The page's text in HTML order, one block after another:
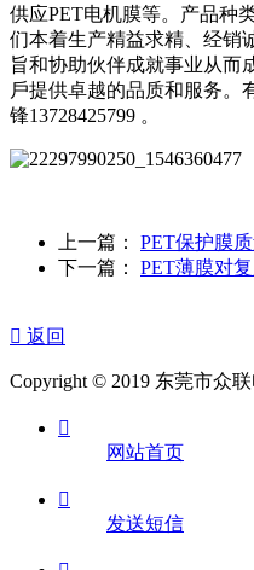
供应PET电机膜等。产品种
们本着生产精益求精、经销
旨和协助伙伴成就事业从而
戶提供卓越的品质和服务。
锋13728425799 。
上一篇： PET保护膜
下一篇： PET薄膜对
 返回
Copyright © 2019 东莞市众

网站首页

发送短信